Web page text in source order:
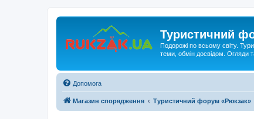
Туристичний
Подорожі по всьому світу.
теми, обмін досвідом. Огляди
Допомога
Магазин спорядження Туристичний форум «Рюкзак»